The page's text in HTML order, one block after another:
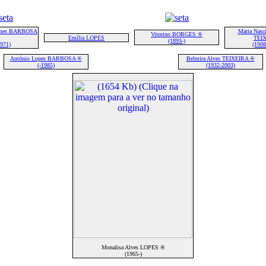
BARBOSA
Emília LOPES
Vitorino BORGES ®
(1893-)
Maria
António Lopes BARBOSA ®
(-1985)
Belmira Alves TEIXEIRA ®
(1932-2003)
Monalisa Alves LOPES ®
(1965-)